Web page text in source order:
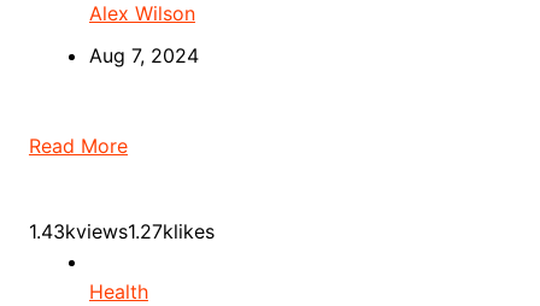
Alex Wilson
Aug 7, 2024
Read More
1.43kviews1.27klikes
Health